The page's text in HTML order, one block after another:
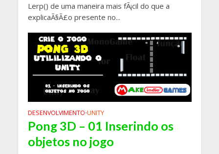
Lerp() de uma maneira mais fÃ¡cil do que a
explicaÃ§Ã£o presente no...
DESENVOLVIMENTO•UNITY
Pong 3D – 01 Inserindo os
objetos no jogo